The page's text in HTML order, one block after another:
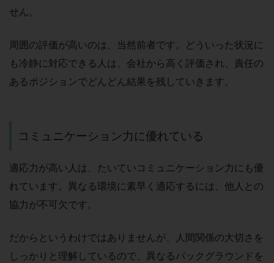
せん。
周囲の評価が高いのは、当然前者です。どういった状況に
も冷静に対応できる人は、会社から高く評価され、責任の
あるポジションでどんどん結果を残していきます。
コミュニケーション力に優れている
適応力が高い人は、たいていコミュニケーション力にも優
れています。異なる環境に素早く適応するには、他人との
協力が不可欠です。
だからというわけではありませんが、人間関係の大切さを
しっかりと理解しているので、異なるバックグラウンドを